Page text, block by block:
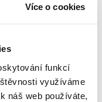
Více o cookies
funkcí
využíváme
náš web používáte,
a analýz.